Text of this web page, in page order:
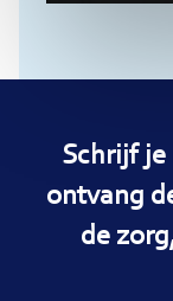
Schrijf je
ontvang
de